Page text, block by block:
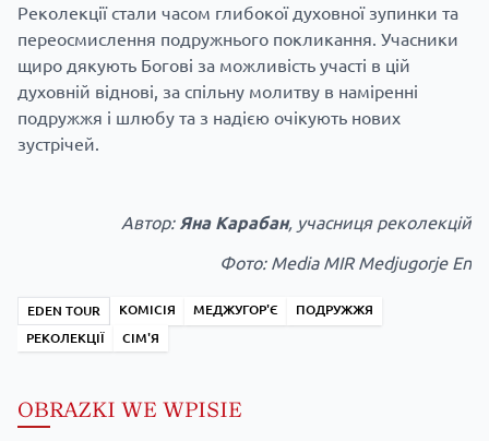
Реколекції стали часом глибокої духовної зупинки та
переосмислення подружнього покликання. Учасники
щиро дякують Богові за можливість участі в цій
духовній віднові, за спільну молитву в наміренні
подружжя і шлюбу та з надією очікують нових
зустрічей.
Автор: Яна Карабан, учасниця реколекцій
Фото: Media MIR Medjugorje En
EDEN TOUR КОМІСІЯ МЕДЖУГОР'Є
ПОДРУЖЖЯ
РЕКОЛЕКЦІЇ
СІМ'Я
OBRAZKI WE WPISIE